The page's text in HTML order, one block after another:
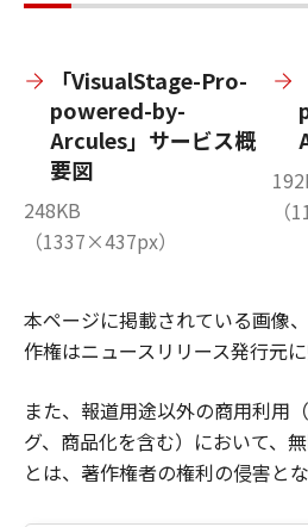
「VisualStage-Pro-
powered-by-
Arcules」サービス概
要図
248KB
（1337×437px）
（
本ページに掲載されている画像
作権はニュースリリース発行元に
また、報道用途以外の商用利用
グ、商品化を含む）において、
とは、著作権者の権利の侵害とな